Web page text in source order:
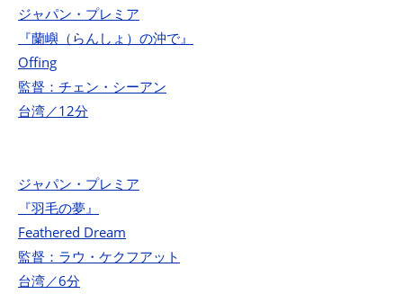
ジャパン・プレミア
『蘭嶼（らんしょ）の沖で』
Offing
監督：チェン・シーアン
台湾／12分
ジャパン・プレミア
『羽毛の夢』
Feathered Dream
監督：ラウ・ケクフアット
台湾／6分